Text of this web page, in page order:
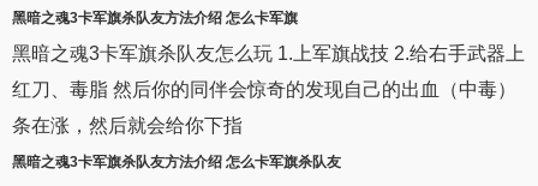
黑暗之魂3卡军旗杀队友方法介绍 怎么卡军旗
黑暗之魂3卡军旗杀队友怎么玩 1.上军旗战技 2.给右手武器上
红刀、毒脂 然后你的同伴会惊奇的发现自己的出血（中毒）
条在涨，然后就会给你下指
黑暗之魂3卡军旗杀队友方法介绍 怎么卡军旗杀队友